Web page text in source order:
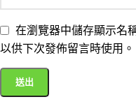
在瀏覽器中儲存顯示名
以供下次發佈留言時使用。